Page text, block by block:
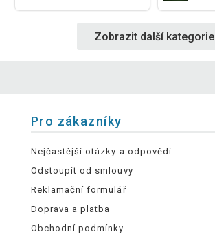
Zobrazit další kategorie
Pro zákazníky
Nejčastější otázky a odpovědi
Odstoupit od smlouvy
Reklamační formulář
Doprava a platba
Obchodní podmínky